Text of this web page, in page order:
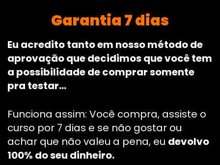
Garantia 7 dias
Eu acredito tanto em nosso método de
aprovação que decidimos que você tem
a possibilidade de comprar somente
pra testar…
Funciona assim: Você compra, assiste o
curso por 7 dias e se não gostar ou
achar que não valeu a pena, eu devolvo
100% do seu dinheiro.